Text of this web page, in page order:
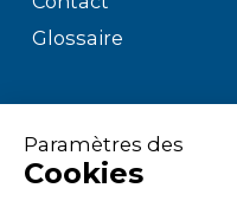
Glossaire